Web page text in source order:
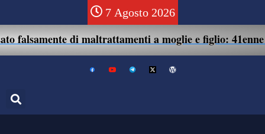
7 Agosto 2026
di maltrattamenti a moglie e figlio: 41enne assolto.